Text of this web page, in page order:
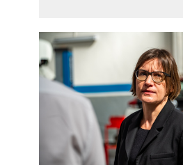
Україна: життя,
збройними
ЧИТАТИ